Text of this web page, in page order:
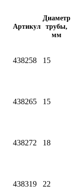
Артикул
Диаметр
трубы,
мм
438258 15
438265 15
438272 18
438319 22